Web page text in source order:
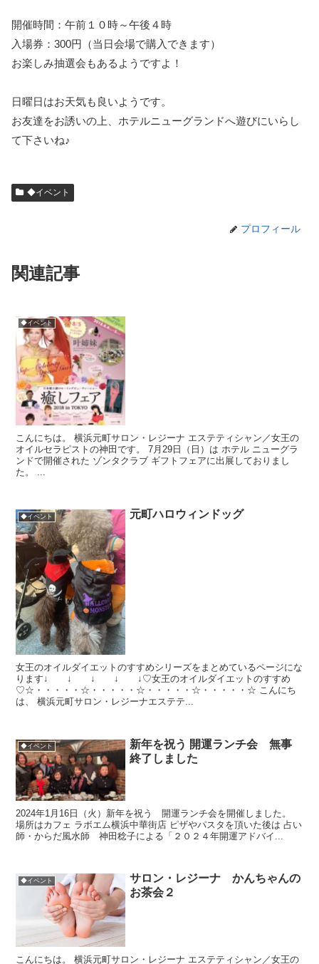
開催時間：午前１０時～午後４時
入場券：300円（当日会場で購入できます）
お楽しみ抽選会もあるようですよ！
日曜日はお天気も良いようです。
お友達をお誘いの上、ホテルニューグランドへ遊びにいらし
て下さいね♪
◆イベント
プロフィール
関連記事
◆イベント
こんにちは。 横浜元町サロン・レジーナ エステティシャン／女王の
オイルセラピストの神田です。 7月29日（日）は ホテル ニューグラ
ンドで開催された ゾンタクラブ ギフトフェアに出展しておりまし
た。 ...
◆イベント 元町ハロウィンドッグ
女王のオイルダイエットのすすめシリーズをまとめているページにな
ります↓ ↓ ↓ ↓ ↓♡女王のオイルダイエットのすすめ
♡☆・・・・・☆・・・・・☆・・・・・☆・・・・・☆ こんにち
は、 横浜元町サロン・レジーナエステテ...
◆イベント
新年を祝う 開運ランチ会 無事
終了しました
2024年1月16日（火）新年を祝う 開運ランチ会を開催しました。
場所はカフェ ラボエム横浜中華街店 ピザやパスタを頂いた後は 占い
師・からだ風水師 神田稔子による「２０２４年開運アドバイ...
◆イベント
サロン・レジーナ かんちゃんの
お茶会２
こんにちは。 横浜元町サロン・レジーナ エステティシャン／女王の